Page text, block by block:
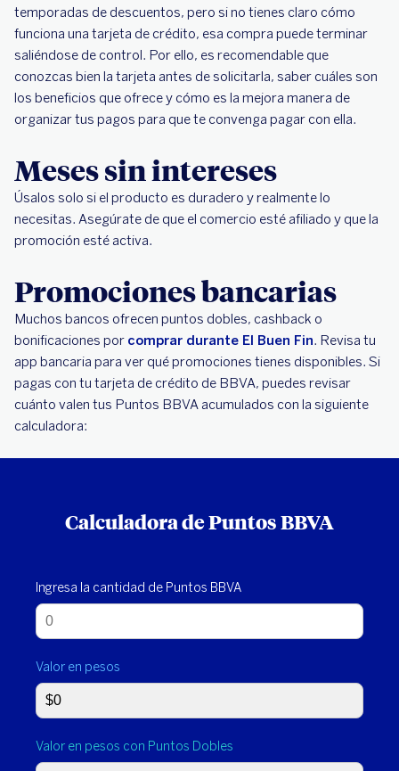
reducidos
temporadas de descuentos, pero si no tienes claro cómo
funciona una tarjeta de crédito, esa compra puede terminar
saliéndose de control. Por ello, es recomendable que
conozcas bien la tarjeta antes de solicitarla, saber cuáles son
los beneficios que ofrece y cómo es la mejora manera de
organizar tus pagos para que te convenga pagar con ella.
Meses sin intereses
Úsalos solo si el producto es duradero y realmente lo
necesitas. Asegúrate de que el comercio esté afiliado y que la
promoción esté activa.
Promociones bancarias
Muchos bancos ofrecen puntos dobles, cashback o
bonificaciones por comprar durante El Buen Fin. Revisa tu
app bancaria para ver qué promociones tienes disponibles. Si
pagas con tu tarjeta de crédito de BBVA, puedes revisar
cuánto valen tus Puntos BBVA acumulados con la siguiente
calculadora:
Calculadora de Puntos BBVA
Ingresa la cantidad de Puntos BBVA
Valor en pesos
Valor en pesos con Puntos Dobles